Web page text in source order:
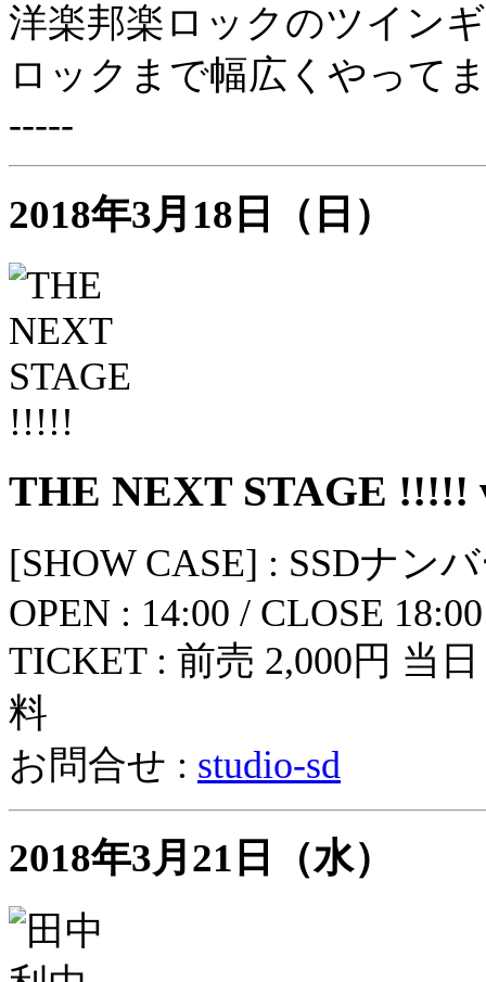
洋楽邦楽ロックのツイン
ロックまで幅広くやって
-----
2018年3月18日（日）
THE NEXT STAGE !!!!!
[SHOW CASE] : SSDナン
OPEN : 14:00 / CLOSE 18:00
TICKET : 前売 2,000円 当
料
お問合せ : studio-sd
2018年3月21日（水）